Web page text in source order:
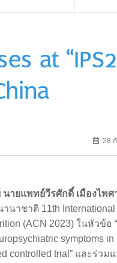
at
28
นายแพทย์วีรศักดิ์ เมืองไพศ
าชาติ 11th International
(ACN 2023) ในหัวข้อ
symptoms
controlled trial” และร่ว